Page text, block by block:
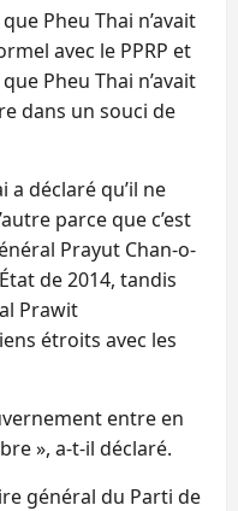
Pheu Thai n’avait
avec le PPRP et
Pheu Thai n’avait
dans un souci de
a déclaré qu’il ne
parce que c’est
Prayut Chan-o-
de 2014, tandis
Prawit
étroits avec les
entre en
», a-t-il déclaré.
général du Parti de